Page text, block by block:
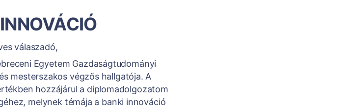
válaszadó,
Egyetem Gazdaságtudományi
mesterszakos végzős hallgatója. A
hozzájárul a diplomadolgozatom
melynek témája a banki innováció